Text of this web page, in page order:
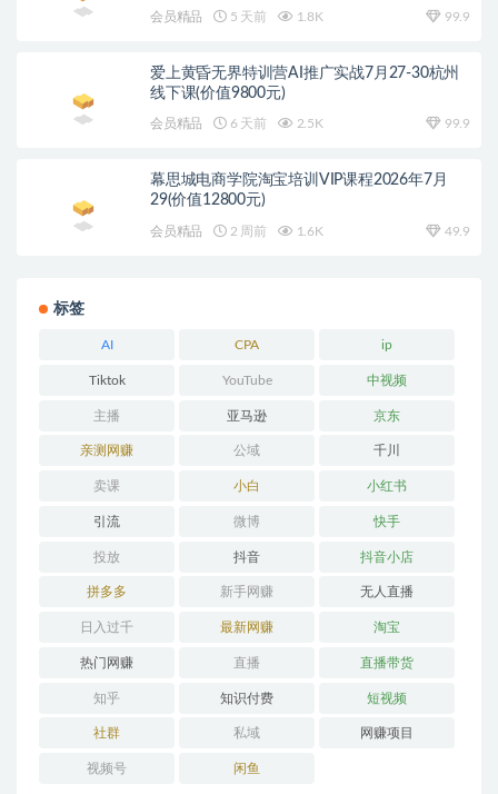
会员精品 5 天前 1.8K 99.9
爱上黄昏无界特训营AI推广实战7月27-30杭州
线下课(价值9800元)
会员精品 6 天前 2.5K 99.9
幕思城电商学院淘宝培训VIP课程2026年7月
29(价值12800元)
会员精品 2 周前 1.6K 49.9
标签
AI CPA ip
Tiktok YouTube 中视频
主播 亚马逊 京东
亲测网赚 公域 千川
卖课 小白 小红书
引流 微博 快手
投放 抖音 抖音小店
拼多多 新手网赚 无人直播
日入过千 最新网赚 淘宝
热门网赚 直播 直播带货
知乎 知识付费 短视频
社群 私域 网赚项目
视频号 闲鱼